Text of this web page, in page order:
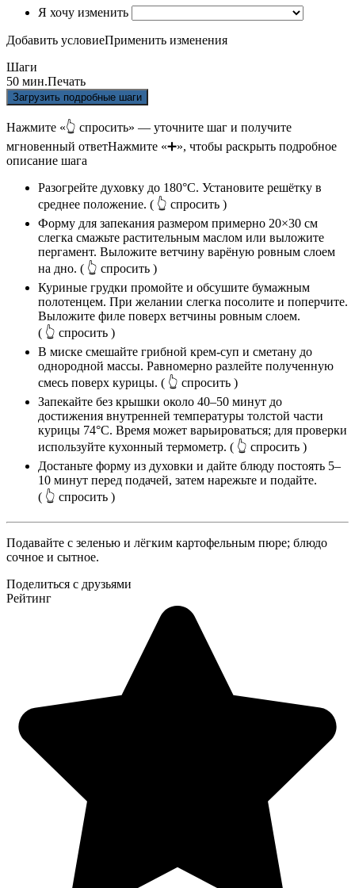
Я хочу изменить
Добавить условиеПрименить изменения
Шаги
50 мин.Печать
Загрузить подробные шаги
Нажмите «👆 спросить» — уточните шаг и получите
мгновенный ответНажмите «➕», чтобы раскрыть подробное
описание шага
Разогрейте духовку до 180°C. Установите решётку в
среднее положение. ( 👆 спросить )
Форму для запекания размером примерно 20×30 см
слегка смажьте растительным маслом или выложите
пергамент. Выложите ветчину варёную ровным слоем
на дно. ( 👆 спросить )
Куриные грудки промойте и обсушите бумажным
полотенцем. При желании слегка посолите и поперчите.
Выложите филе поверх ветчины ровным слоем.
( 👆 спросить )
В миске смешайте грибной крем-суп и сметану до
однородной массы. Равномерно разлейте полученную
смесь поверх курицы. ( 👆 спросить )
Запекайте без крышки около 40–50 минут до
достижения внутренней температуры толстой части
курицы 74°C. Время может варьироваться; для проверки
используйте кухонный термометр. ( 👆 спросить )
Достаньте форму из духовки и дайте блюду постоять 5–
10 минут перед подачей, затем нарежьте и подайте.
( 👆 спросить )
Подавайте с зеленью и лёгким картофельным пюре; блюдо
сочное и сытное.
Поделиться с друзьями
Рейтинг